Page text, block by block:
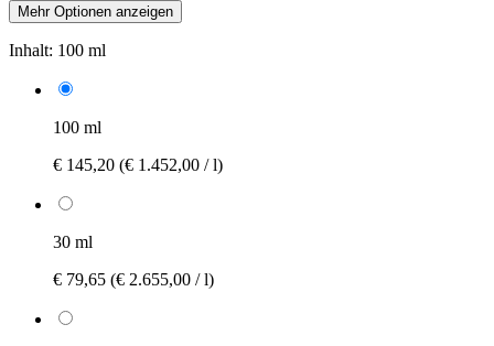
Mehr Optionen anzeigen
Inhalt: 100 ml
100 ml
€ 145,20 (€ 1.452,00 / l)
30 ml
€ 79,65 (€ 2.655,00 / l)